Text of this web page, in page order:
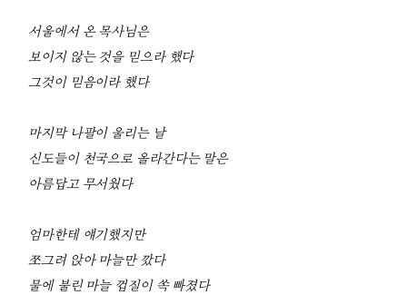
서울에서 온 목사님은
보이지 않는 것을 믿으라 했다
그것이 믿음이라 했다
마지막 나팔이 울리는 날
신도들이 천국으로 올라간다는 말은
아름답고 무서웠다
엄마한테 얘기했지만
쪼그려 앉아 마늘만 깠다
물에 불린 마늘 껍질이 쏙 빠졌다